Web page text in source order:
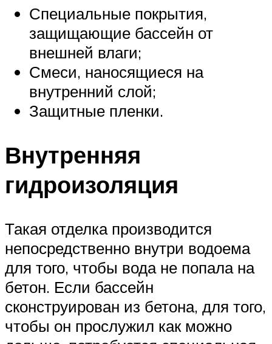
Специальные покрытия,
защищающие бассейн от
внешней влаги;
Смеси, наносящиеся на
внутренний слой;
Защитные пленки.
Внутренняя
гидроизоляция
Такая отделка производится
непосредственно внутри водоема
для того, чтобы вода не попала на
бетон. Если бассейн
сконструирован из бетона, для того,
чтобы он прослужил как можно